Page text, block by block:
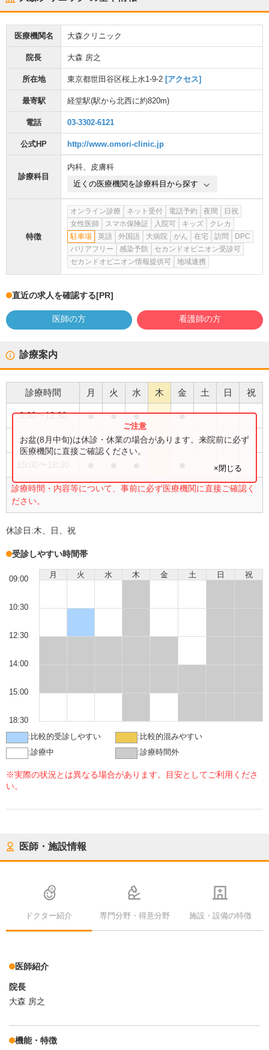
医療機関名 大森クリニック
院長 大森 房之
所在地 東京都世田谷区桜上水1-9-2 [アクセス]
最寄駅 経堂駅(駅から北西に約820m)
電話 03-3302-6121
公式HP http://www.omori-clinic.jp
診療科目
内科、 皮膚科
近くの医療機関を診療科目から探す
特徴
オンライン診療 ネット受付 電話予約 夜間
日祝
女性医師
スマホ保険証 入院可 キッズ
クレカ
駐車場
英語 外国語 大病院 がん 在宅 訪問
DPC
バリアフリー
感染予防
セカンドオピニオン受診可
セカンドオピニオン情報提供可
地域連携
直近の求人を確認する[PR]
医師の方 看護師の方
診療案内
診療時間 月 火 水 木 金 土 日 祝
9:00〜12:30 ● ● ● ●
9:00〜14:00 ●
診療時間・内容等について、事前に必ず医療機関に直接ご確認く
ださい。
お盆(8月中旬)は休診・休業の場合があります。来院前に必ず
医療機関に直接ご確認ください。
×閉じる
休診日:木、日、祝
受診しやすい時間帯
月 火 水 木 金 土 日 祝
09:00
10:30
12:30
14:00
15:00
18:30
: 比較的受診しやすい : 比較的混みやすい
:診療中 :診療時間外
※実際の状況とは異なる場合があります。目安としてご利用くださ
い。
医師・施設情報
ドクター紹介 専門分野・得意分野 施設・設備の特徴
医師紹介
院長
大森 房之
機能・特徴